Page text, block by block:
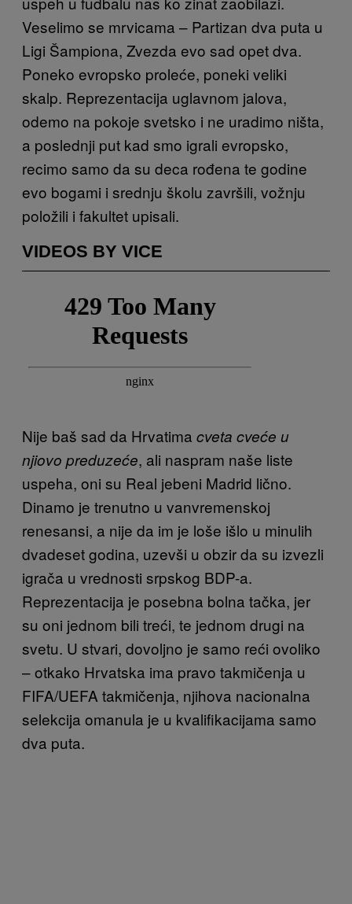
Veselimo se mrvicama – Partizan dva puta u
Ligi Šampiona, Zvezda evo sad opet dva.
Poneko evropsko proleće, poneki veliki
skalp. Reprezentacija uglavnom jalova,
odemo na pokoje svetsko i ne uradimo ništa,
a poslednji put kad smo igrali evropsko,
recimo samo da su deca rođena te godine
evo bogami i srednju školu završili, vožnju
položili i fakultet upisali.
VIDEOS BY VICE
Nije baš sad da Hrvatima cveta cveće u
njiovo preduzeće, ali naspram naše liste
uspeha, oni su Real jebeni Madrid lično.
Dinamo je trenutno u vanvremenskoj
renesansi, a nije da im je loše išlo u minulih
dvadeset godina, uzevši u obzir da su izvezli
igrača u vrednosti srpskog BDP-a.
Reprezentacija je posebna bolna tačka, jer
su oni jednom bili treći, te jednom drugi na
svetu. U stvari, dovoljno je samo reći ovoliko
– otkako Hrvatska ima pravo takmičenja u
FIFA/UEFA takmičenja, njihova nacionalna
selekcija omanula je u kvalifikacijama samo
dva puta.